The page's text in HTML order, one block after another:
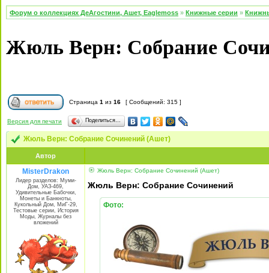
Форум о коллекциях ДеАгостини, Ашет, Eaglemoss » Книжные серии »
Жюль Верн: Собрание
Страница 1 из 16 [ Сообщений: 315 ]
Версия для печати Поделиться…
Жюль Верн: Собрание Сочинений (Ашет)
Автор
MisterDrakon
Лидер разделов: Муми-
Дом, УАЗ-469,
Удивительные Бабочки,
Монеты и Банкноты,
Кукольный Дом, МиГ-29,
Тестовые серии, История
Моды, Журналы без
вложений
Жюль Верн: Собрание Сочинений (Ашет)
Жюль Верн: Собрание Сочинений
Фото: